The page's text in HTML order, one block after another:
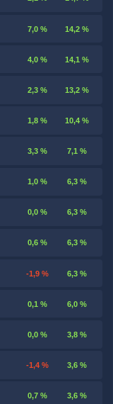
7,0 % 14,2 %
4,0 % 14,1 %
2,3 % 13,2 %
1,8 % 10,4 %
3,3 % 7,1 %
1,0 % 6,3 %
0,0 % 6,3 %
0,6 % 6,3 %
-1,9 % 6,3 %
0,1 % 6,0 %
0,0 % 3,8 %
-1,4 % 3,6 %
0,7 % 3,6 %